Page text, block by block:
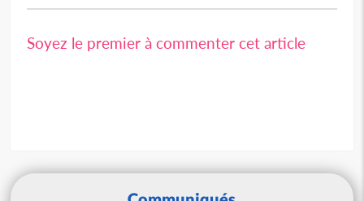
Soyez le premier à commenter cet article